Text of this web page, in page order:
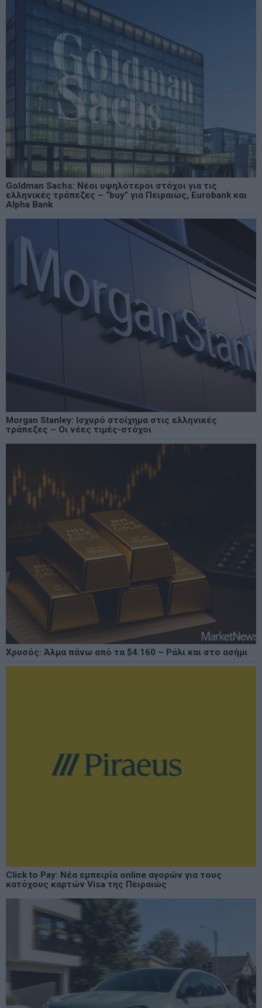
Goldman Sachs: Νέοι υψηλότεροι στόχοι για τις
ελληνικές τράπεζες – “buy” για Πειραιώς, Eurobank και
Alpha Bank
Morgan Stanley: Ισχυρό στοίχημα στις ελληνικές
τράπεζες – Οι νέες τιμές-στόχοι
Χρυσός: Άλμα πάνω από τα $4.160 – Ράλι και στο ασήμι
Click to Pay: Νέα εμπειρία online αγορών για τους
κατόχους καρτών Visa της Πειραιώς